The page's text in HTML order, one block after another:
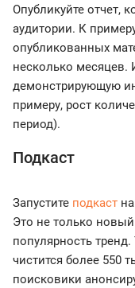
Опубликуйте отчет,
аудитории. К
опубликованных
несколько месяцев.
демонстрирующую
примеру, рост
период).
Подкаст
Запустите подкаст
Это не только
популярность
чистится более 550
поисковики